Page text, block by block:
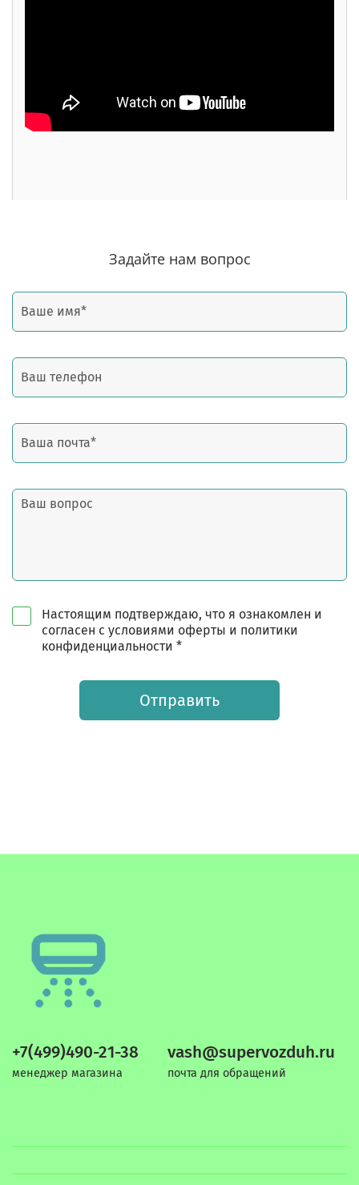
Задайте нам вопрос
Настоящим подтверждаю, что я ознакомлен и
согласен с условиями оферты и политики
конфиденциальности *
Отправить
+7(499)490-21-38
менеджер магазина
vash@supervozduh.ru
почта для обращений